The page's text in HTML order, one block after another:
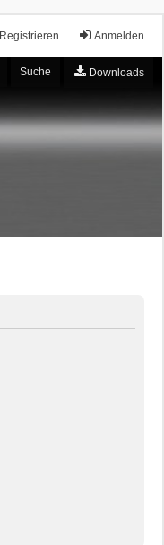
Anmelden
Registrieren
Suche Downloads